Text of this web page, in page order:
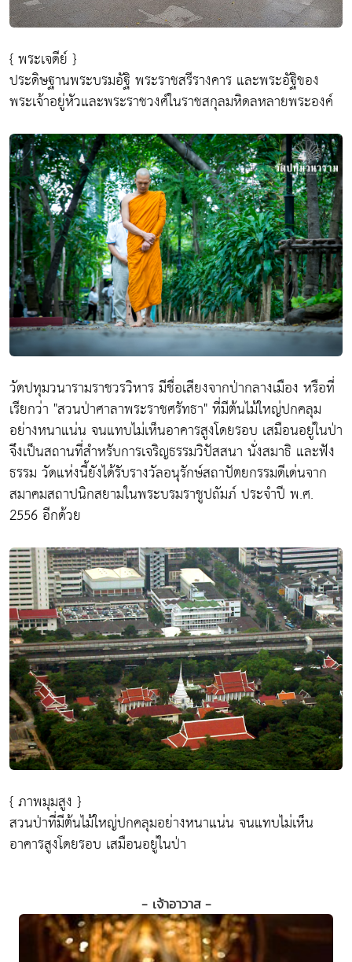
{ พระเจดีย์ }
ประดิษฐานพระบรมอัฐิ พระราชสรีรางคาร และพระอัฐิของ
พระเจ้าอยู่หัวและพระราชวงศ์ในราชสกุลมหิดลหลายพระองค์
วัดปทุมวนารามราชวรวิหาร มีชื่อเสียงจากป่ากลางเมือง หรือที่
เรียกว่า "สวนป่าศาลาพระราชศรัทธา" ที่มีต้นไม้ใหญ่ปกคลุม
อย่างหนาแน่น จนแทบไม่เห็นอาคารสูงโดยรอบ เสมือนอยู่ในป่า
จึงเป็นสถานที่สำหรับการเจริญธรรมวิปัสสนา นั่งสมาธิ และฟัง
ธรรม วัดแห่งนี้ยังได้รับรางวัลอนุรักษ์สถาปัตยกรรมดีเด่นจาก
สมาคมสถาปนิกสยามในพระบรมราชูปถัมภ์ ประจำปี พ.ศ.
2556 อีกด้วย
{ ภาพมุมสูง }
สวนป่าที่มีต้นไม้ใหญ่ปกคลุมอย่างหนาแน่น จนแทบไม่เห็น
อาคารสูงโดยรอบ เสมือนอยู่ในป่า
- เจ้าอาวาส -